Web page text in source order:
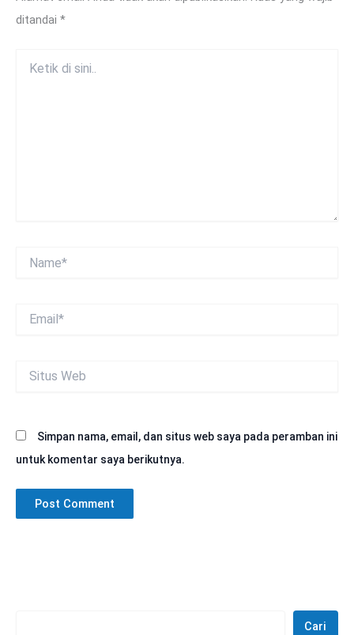
ditandai *
Web
Simpan nama, email, dan situs web saya pada peramban ini
untuk komentar saya berikutnya.
Cari